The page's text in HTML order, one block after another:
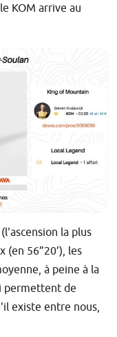
KOM arrive au
la plus
(en 56”20’), les
à peine à la
permettent de
existe entre nous,